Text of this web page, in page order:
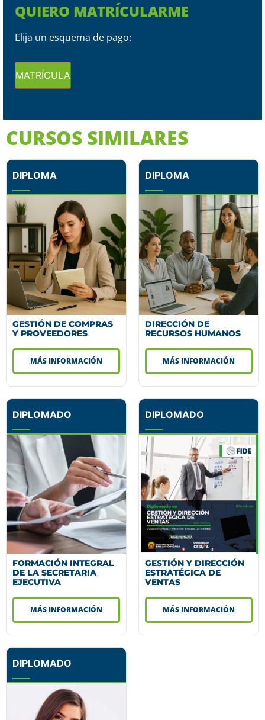
QUIERO MATRÍCULARME
Elija un esquema de pago:
MATRÍCULA
CURSOS SIMILARES
DIPLOMA
GESTIÓN DE COMPRAS
Y PROVEEDORES
MÁS INFORMACIÓN
DIPLOMA
DIRECCIÓN DE
RECURSOS HUMANOS
MÁS INFORMACIÓN
DIPLOMADO
FORMACIÓN INTEGRAL
DE LA SECRETARIA
EJECUTIVA
MÁS INFORMACIÓN
DIPLOMADO
GESTIÓN Y DIRECCIÓN
ESTRATÉGICA DE
VENTAS
MÁS INFORMACIÓN
DIPLOMADO